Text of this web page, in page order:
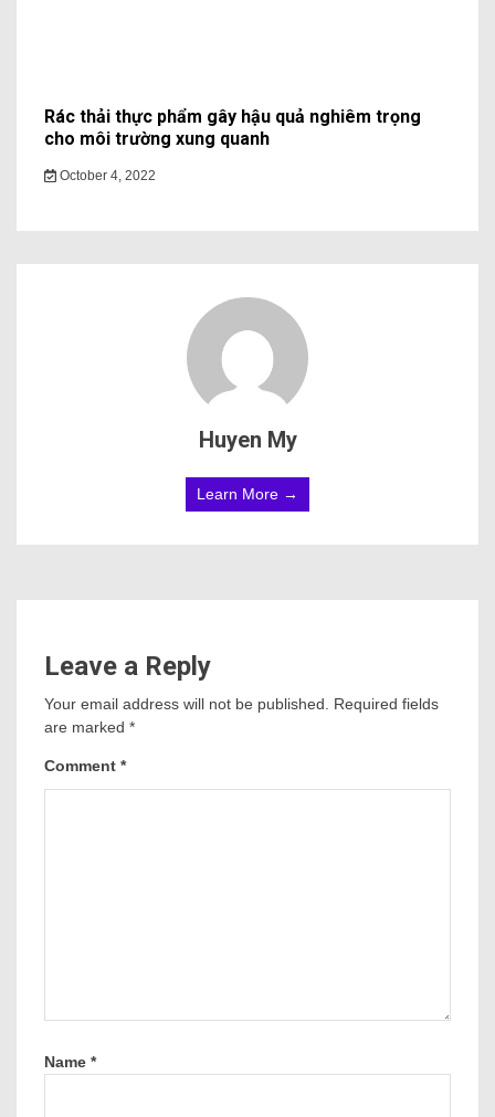
Rác thải thực phẩm gây hậu quả nghiêm trọng
cho môi trường xung quanh
October 4, 2022
Huyen My
Learn More →
Leave a Reply
Your email address will not be published. Required fields
are marked *
Comment *
Name *